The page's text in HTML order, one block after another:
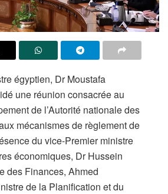
égyptien, Dr Moustafa
une réunion consacrée au
de l’Autorité nationale des
mécanismes de règlement de
du vice-Premier ministre
économiques, Dr Hussein
des Finances, Ahmed
de la Planification et du